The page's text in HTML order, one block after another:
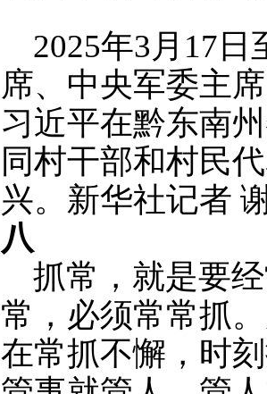
2025年3月17日
席、中央军委主
习近平在黔东南
同村干部和村民
兴。新华社记者
八
抓常，就是要
常，必须常常抓
在常抓不懈，时